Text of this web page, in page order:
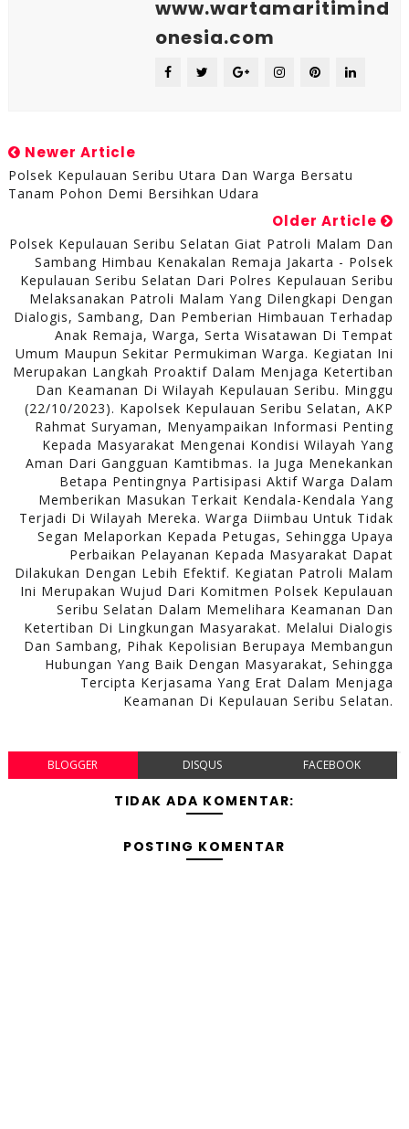
www.wartamaritimind
onesia.com
Newer Article
Polsek Kepulauan Seribu Utara Dan Warga Bersatu
Tanam Pohon Demi Bersihkan Udara
Older Article
Polsek Kepulauan Seribu Selatan Giat Patroli Malam Dan
Sambang Himbau Kenakalan Remaja Jakarta - Polsek
Kepulauan Seribu Selatan Dari Polres Kepulauan Seribu
Melaksanakan Patroli Malam Yang Dilengkapi Dengan
Dialogis, Sambang, Dan Pemberian Himbauan Terhadap
Anak Remaja, Warga, Serta Wisatawan Di Tempat
Umum Maupun Sekitar Permukiman Warga. Kegiatan Ini
Merupakan Langkah Proaktif Dalam Menjaga Ketertiban
Dan Keamanan Di Wilayah Kepulauan Seribu. Minggu
(22/10/2023). Kapolsek Kepulauan Seribu Selatan, AKP
Rahmat Suryaman, Menyampaikan Informasi Penting
Kepada Masyarakat Mengenai Kondisi Wilayah Yang
Aman Dari Gangguan Kamtibmas. Ia Juga Menekankan
Betapa Pentingnya Partisipasi Aktif Warga Dalam
Memberikan Masukan Terkait Kendala-Kendala Yang
Terjadi Di Wilayah Mereka. Warga Diimbau Untuk Tidak
Segan Melaporkan Kepada Petugas, Sehingga Upaya
Perbaikan Pelayanan Kepada Masyarakat Dapat
Dilakukan Dengan Lebih Efektif. Kegiatan Patroli Malam
Ini Merupakan Wujud Dari Komitmen Polsek Kepulauan
Seribu Selatan Dalam Memelihara Keamanan Dan
Ketertiban Di Lingkungan Masyarakat. Melalui Dialogis
Dan Sambang, Pihak Kepolisian Berupaya Membangun
Hubungan Yang Baik Dengan Masyarakat, Sehingga
Tercipta Kerjasama Yang Erat Dalam Menjaga
Keamanan Di Kepulauan Seribu Selatan.
BLOGGER DISQUS FACEBOOK
TIDAK ADA KOMENTAR:
POSTING KOMENTAR